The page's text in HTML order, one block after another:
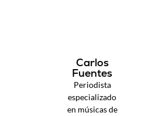
Carlos
Fuentes
Periodista
especializado
en músicas de